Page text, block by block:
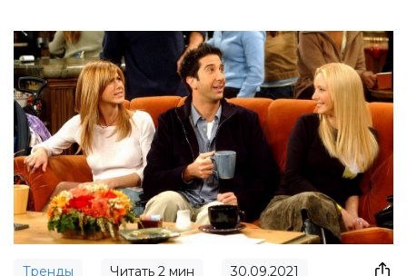
Тренды Читать 2 мин 30.09.2021